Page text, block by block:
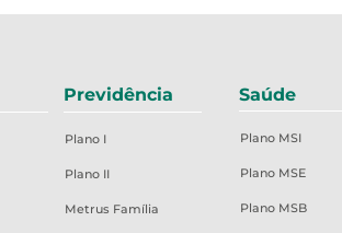
Previdência
Plano I
Plano II
Metrus Família
Saúde
Plano MSI
Plano MSE
Plano MSB